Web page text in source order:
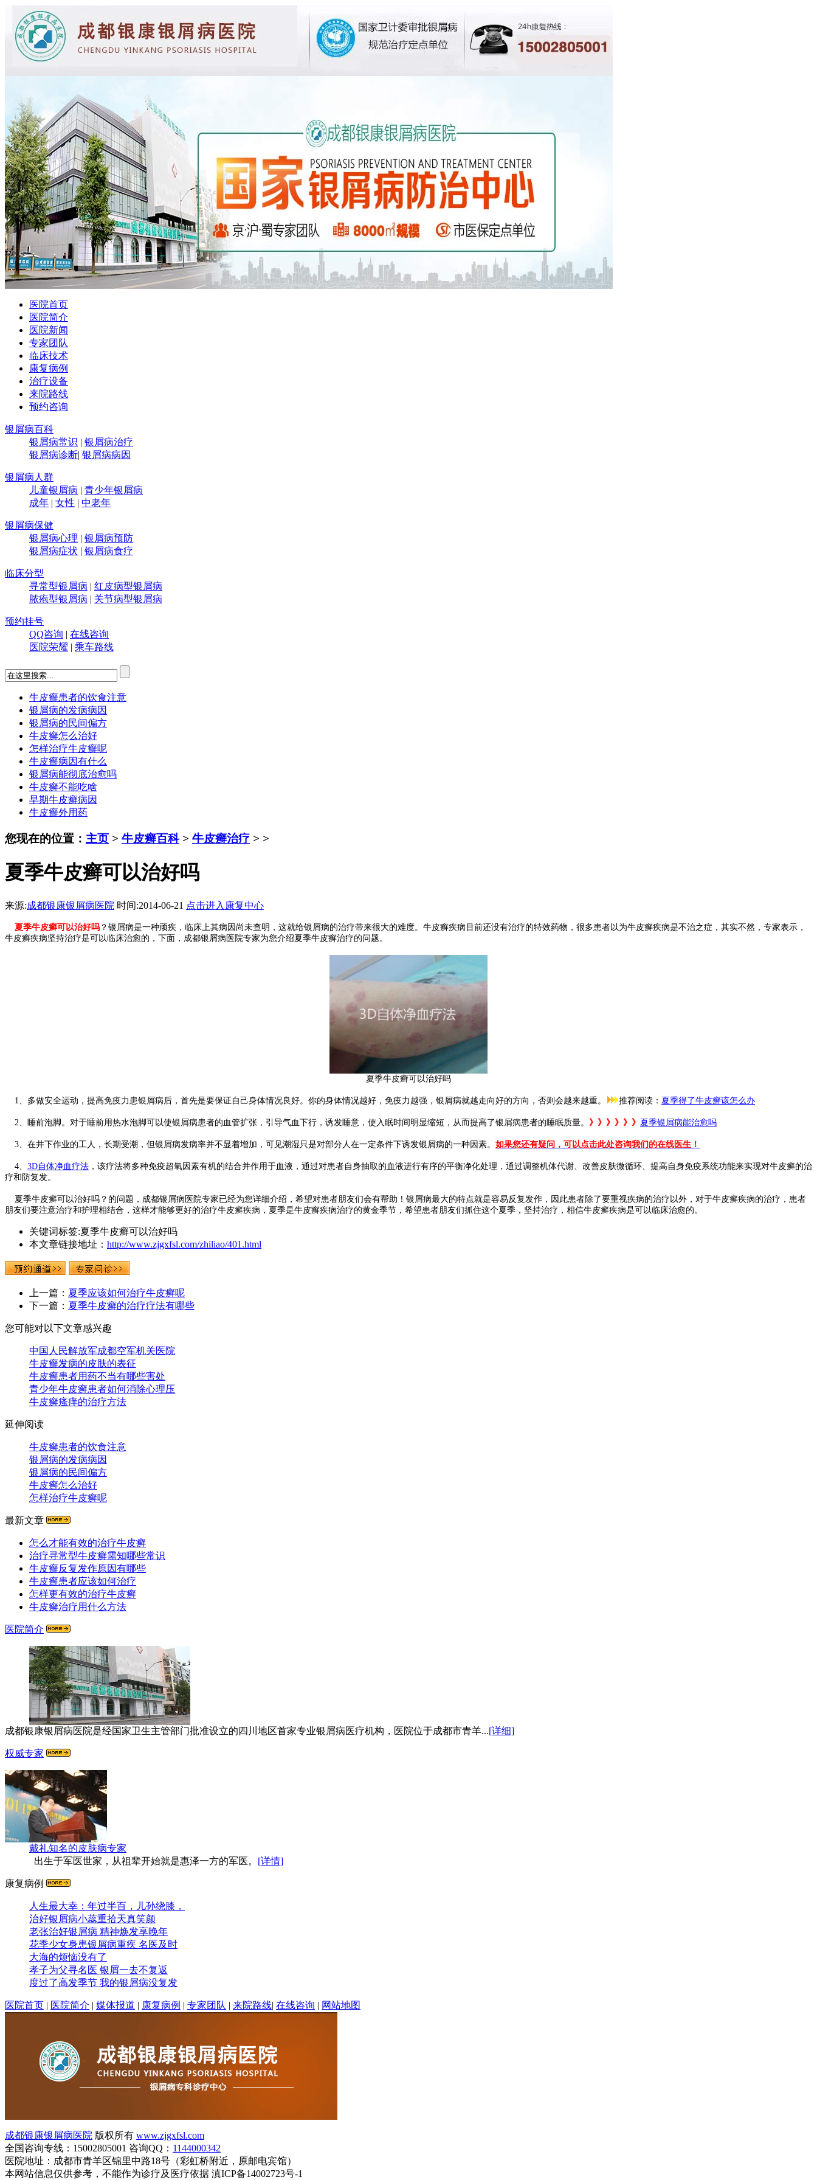
医院首页
医院简介
医院新闻
专家团队
临床技术
康复病例
治疗设备
来院路线
预约咨询
银屑病百科
银屑病常识 | 银屑病治疗
银屑病诊断| 银屑病病因
银屑病人群
儿童银屑病 | 青少年银屑病
成年 | 女性 | 中老年
银屑病保健
银屑病心理 | 银屑病预防
银屑病症状 | 银屑病食疗
临床分型
寻常型银屑病 | 红皮病型银屑病
脓疱型银屑病 | 关节病型银屑病
预约挂号
QQ咨询 | 在线咨询
医院荣耀 | 乘车路线
牛皮癣患者的饮食注意
银屑病的发病病因
银屑病的民间偏方
牛皮癣怎么治好
怎样治疗牛皮癣呢
牛皮癣病因有什么
银屑病能彻底治愈吗
牛皮癣不能吃啥
早期牛皮癣病因
牛皮癣外用药
您现在的位置： 主页 > 牛皮癣百科> 牛皮癣治疗 > >
夏季牛皮癣可以治好吗
来源:成都银康银屑病医院 时间:2014-06-21 点击进入康复中心
夏季牛皮癣可以治好吗 ？银屑病是一种顽疾，临床上其病因尚未查明，这就给银屑病的治疗带来很大的难度。牛皮癣疾病目前还没有治疗的特效药物，很多患者以为牛皮癣疾病是不治之症，其实不然，专家表示，
牛皮癣疾病坚持治疗是可以临床治愈的，下面，成都银屑病医院专家为您介绍夏季牛皮癣治疗的问题。
夏季牛皮癣可以治好吗
1、多做安全运动，提高免疫力患银屑病后，首先是要保证自己身体情况良好。你的身体情况越好，免疫力越强，银屑病就越走向好的方向，否则会越来越重。 推荐阅读： 夏季得了牛皮癣该怎么办
2、睡前泡脚。对于睡前用热水泡脚可以使银屑病患者的血管扩张，引导气血下行，诱发睡意，使入眠时间明显缩短，从而提高了银屑病患者的睡眠质量。 》》》》》》 夏季银屑病能治愈吗
3、在井下作业的工人，长期受潮，但银屑病发病率并不显着增加，可见潮湿只是对部分人在一定条件下诱发银屑病的一种因素。 如果您还有疑问，可以点击此处咨询我们的在线医生！
4、 3D自体净血疗法 ，该疗法将多种免疫超氧因素有机的结合并作用于血液，通过对患者自身抽取的血液进行有序的平衡净化处理，通过调整机体代谢、改善皮肤微循环、提高自身免疫系统功能来实现对牛皮癣的治
疗和防复发。
夏季牛皮癣可以治好吗？的问题，成都银屑病医院专家已经为您详细介绍，希望对患者朋友们会有帮助！银屑病最大的特点就是容易反复发作，因此患者除了要重视疾病的治疗以外，对于牛皮癣疾病的治疗，患者
朋友们要注意治疗和护理相结合，这样才能够更好的治疗牛皮癣疾病，夏季是牛皮癣疾病治疗的黄金季节，希望患者朋友们抓住这个夏季，坚持治疗，相信牛皮癣疾病是可以临床治愈的。
关键词标签:夏季牛皮癣可以治好吗
本文章链接地址： http://www.zjgxfsl.com/zhiliao/401.html
上一篇： 夏季应该如何治疗牛皮癣呢
下一篇： 夏季牛皮癣的治疗疗法有哪些
您可能对以下文章感兴趣
中国人民解放军成都空军机关医院
牛皮癣发病的皮肤的表征
牛皮癣患者用药不当有哪些害处
青少年牛皮癣患者如何消除心理压
牛皮癣瘙痒的治疗方法
延伸阅读
牛皮癣患者的饮食注意
银屑病的发病病因
银屑病的民间偏方
牛皮癣怎么治好
怎样治疗牛皮癣呢
最新文章
怎么才能有效的治疗牛皮癣
治疗寻常型牛皮癣需知哪些常识
牛皮癣反复发作原因有哪些
牛皮癣患者应该如何治疗
怎样更有效的治疗牛皮癣
牛皮癣治疗用什么方法
医院简介
成都银康银屑病医院是经国家卫生主管部门批准设立的四川地区首家专业银屑病医疗机构，医院位于成都市青羊...[详细]
权威专家
戴礼知名的皮肤病专家
出生于军医世家，从祖辈开始就是惠泽一方的军医。 [详情]
康复病例
人生最大幸：年过半百，儿孙绕膝，
治好银屑病小蕊重拾天真笑颜
老张治好银屑病 精神焕发享晚年
花季少女身患银屑病重疾 名医及时
大海的烦恼没有了
孝子为父寻名医 银屑一去不复返
度过了高发季节 我的银屑病没复发
医院首页 | 医院简介 | 媒体报道 | 康复病例 | 专家团队 | 来院路线| 在线咨询 | 网站地图
成都银康银屑病医院 版权所有 www.zjgxfsl.com
全国咨询专线：15002805001 咨询QQ： 1144000342
医院地址：成都市青羊区锦里中路18号（彩虹桥附近，原邮电宾馆）
本网站信息仅供参考，不能作为诊疗及医疗依据 滇ICP备14002723号-1